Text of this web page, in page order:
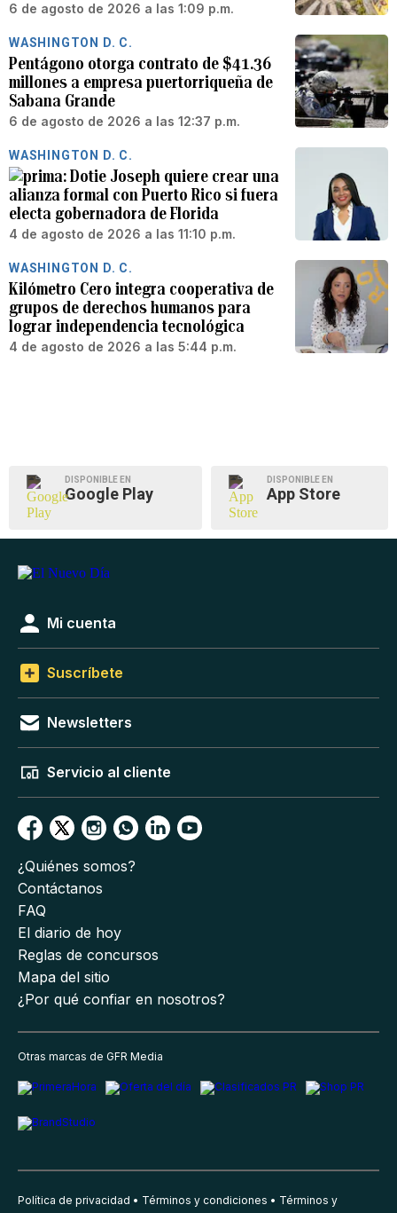
6 de agosto de 2026 a las 1:09 p.m.
WASHINGTON D. C.
Pentágono otorga contrato de $41.36
millones a empresa puertorriqueña de
Sabana Grande
6 de agosto de 2026 a las 12:37 p.m.
WASHINGTON D. C.
Dotie Joseph quiere crear una
alianza formal con Puerto Rico si fuera
electa gobernadora de Florida
4 de agosto de 2026 a las 11:10 p.m.
WASHINGTON D. C.
Kilómetro Cero integra cooperativa de
grupos de derechos humanos para
lograr independencia tecnológica
4 de agosto de 2026 a las 5:44 p.m.
DISPONIBLE EN
Google Play
DISPONIBLE EN
App Store
Mi cuenta
Suscríbete
Newsletters
Servicio al cliente
¿Quiénes somos?
Contáctanos
FAQ
El diario de hoy
Reglas de concursos
Mapa del sitio
¿Por qué confiar en nosotros?
Otras marcas de GFR Media
Política de privacidad Términos y condiciones Términos y